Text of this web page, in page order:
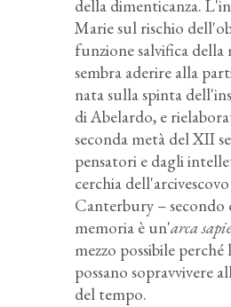
della dimenticanza.
Marie sul rischio
funzione salvifica della
sembra aderire alla
nata sulla spinta
di Abelardo, e
seconda metà del XII
pensatori e dagli
cerchia
Canterbury – secondo
memoria è un'arca
mezzo possibile perché
possano sopravvivere
del tempo.